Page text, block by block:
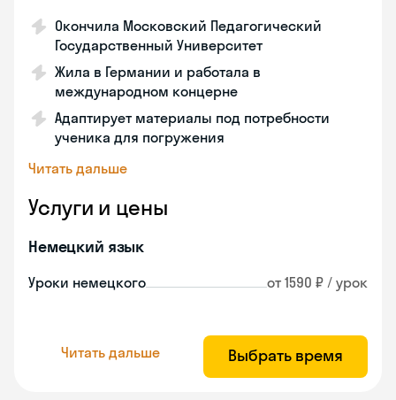
Окончила Московский Педагогический
Государственный Университет
Жила в Германии и работала в
международном концерне
Адаптирует материалы под потребности
ученика для погружения
Читать дальше
Услуги и цены
Немецкий язык
Уроки немецкого от 1590 ₽ / урок
Читать дальше Выбрать время